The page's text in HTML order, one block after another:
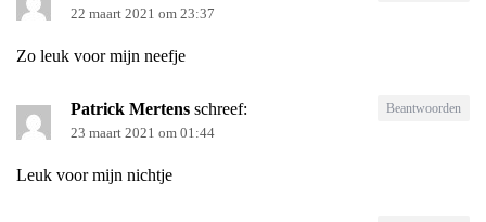
22 maart 2021 om 23:37
Zo leuk voor mijn neefje
Patrick Mertens schreef:
23 maart 2021 om 01:44
Leuk voor mijn nichtje
Beantwoorden